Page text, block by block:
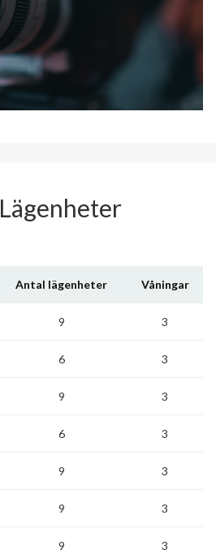
Lägenheter
Antal lägenheter Våningar
9 3
6 3
9 3
6 3
9 3
9 3
9 3